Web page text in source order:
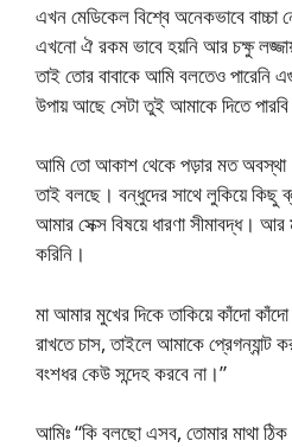
এখন মেডিকেল বিশ্বে অনেকভাবে বাচ্চা
এখনো ঐ রকম ভাবে হয়নি আর চক্ষু
তাই তোর বাবাকে আমি বলতেও
উপায় আছে সেটা তুই আমাকে দিতে
আমি তো আকাশ থেকে পড়ার মত
তাই বলছে। বন্ধুদের সাথে লুকিয়ে কিছু
আমার সেক্স বিষয়ে ধারণা সীমাবদ্ধ। আর
করিনি।
মা আমার মুখের দিকে তাকিয়ে কাঁদো
রাখতে চাস, তাইলে আমাকে
বংশধর কেউ সন্দেহ করবে না।”
আমিঃ “কি বলছো এসব, তোমার মাথা